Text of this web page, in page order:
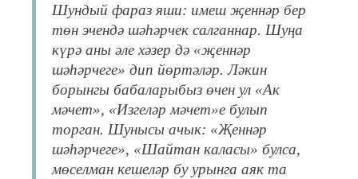
Шундый фараз яши: имеш җеннәр бер
төн эчендә шәһәрчек салганнар. Шуңа
күрә аны әле хәзер дә «җеннәр
шәһәрчеге» дип йөртәләр. Ләкин
борынгы бабаларыбыз өчен ул «Ак
мәчет», «Изгеләр мәчет»е булып
торган. Шунысы ачык: «Җеннәр
шәһәрчеге», «Шайтан каласы» булса,
мөселман кешеләр бу урынга аяк та